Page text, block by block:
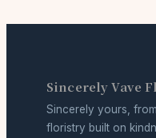
Sincerely Vave
Sincerely yours,
floristry built on